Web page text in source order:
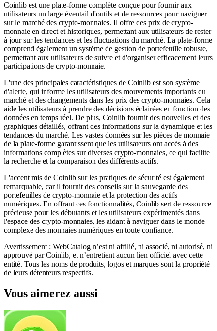
Coinlib est une plate-forme complète conçue pour fournir aux
utilisateurs un large éventail d'outils et de ressources pour naviguer
sur le marché des crypto-monnaies. Il offre des prix de crypto-
monnaie en direct et historiques, permettant aux utilisateurs de rester
à jour sur les tendances et les fluctuations du marché. La plate-forme
comprend également un système de gestion de portefeuille robuste,
permettant aux utilisateurs de suivre et d'organiser efficacement leurs
participations de crypto-monnaie.
L'une des principales caractéristiques de Coinlib est son système
d'alerte, qui informe les utilisateurs des mouvements importants du
marché et des changements dans les prix des crypto-monnaies. Cela
aide les utilisateurs à prendre des décisions éclairées en fonction des
données en temps réel. De plus, Coinlib fournit des nouvelles et des
graphiques détaillés, offrant des informations sur la dynamique et les
tendances du marché. Les vastes données sur les pièces de monnaie
de la plate-forme garantissent que les utilisateurs ont accès à des
informations complètes sur diverses crypto-monnaies, ce qui facilite
la recherche et la comparaison des différents actifs.
L'accent mis de Coinlib sur les pratiques de sécurité est également
remarquable, car il fournit des conseils sur la sauvegarde des
portefeuilles de crypto-monnaie et la protection des actifs
numériques. En offrant ces fonctionnalités, Coinlib sert de ressource
précieuse pour les débutants et les utilisateurs expérimentés dans
l'espace des crypto-monnaies, les aidant à naviguer dans le monde
complexe des monnaies numériques en toute confiance.
Avertissement : WebCatalog n’est ni affilié, ni associé, ni autorisé, ni
approuvé par Coinlib, et n’entretient aucun lien officiel avec cette
entité. Tous les noms de produits, logos et marques sont la propriété
de leurs détenteurs respectifs.
Vous aimerez aussi